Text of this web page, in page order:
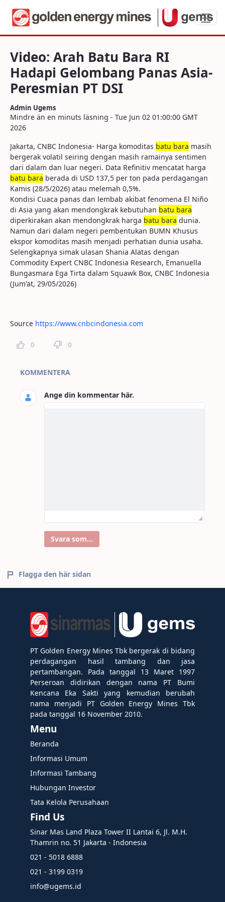
Video: Arah Batu Bara RI Hadapi
Video: Arah Batu Bara RI
Hadapi Gelombang Panas Asia-
Peresmian PT DSI
Admin Ugems
Mindre än en minuts läsning - Tue Jun 02 01:00:00 GMT
2026
Jakarta, CNBC Indonesia- Harga komoditas batu bara masih
bergerak volatil seiring dengan masih ramainya sentimen
dari dalam dan luar negeri. Data Refinitiv mencatat harga
batu bara berada di USD 137,5 per ton pada perdagangan
Kamis (28/5/2026) atau melemah 0,5%.
Kondisi Cuaca panas dan lembab akibat fenomena El Niño
di Asia yang akan mendongkrak kebutuhan batu bara
diperkirakan akan mendongkrak harga batu bara dunia.
Namun dari dalam negeri pembentukan BUMN Khusus
ekspor komoditas masih menjadi perhatian dunia usaha.
Selengkapnya simak ulasan Shania Alatas dengan
Commodity Expert CNBC Indonesia Research, Emanuella
Bungasmara Ega Tirta dalam Squawk Box, CNBC Indonesia
(Jum'at, 29/05/2026)
Source https://www.cnbcindonesia.com
0 0
Kommentarer
KOMMENTERA
Ange din kommentar här.
Svara som...
Flagga den här sidan
PT Golden Energy Mines Tbk bergerak di bidang
perdagangan hasil tambang dan jasa
pertambangan. Pada tanggal 13 Maret 1997
Perseroan didirikan dengan nama PT Bumi
Kencana Eka Sakti yang kemudian berubah
nama menjadi PT Golden Energy Mines Tbk
pada tanggal 16 November 2010.
Menu
Beranda
Informasi Umum
Informasi Tambang
Hubungan Investor
Tata Kelola Perusahaan
Find Us
Sinar Mas Land Plaza Tower II Lantai 6, Jl. M.H.
Thamrin no. 51 Jakarta - Indonesia
021 - 5018 6888
021 - 3199 0319
info@ugems.id